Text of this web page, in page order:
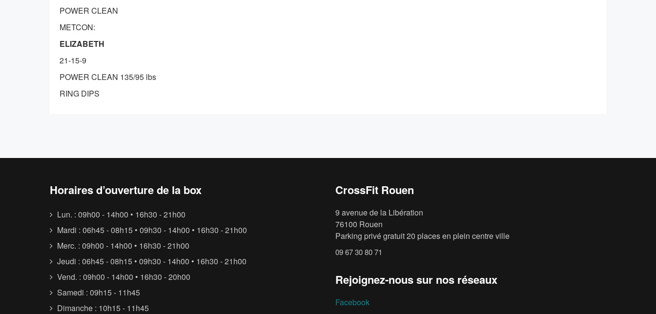
POWER CLEAN
METCON:
ELIZABETH
21-15-9
POWER CLEAN 135/95 lbs
RING DIPS
Horaires d’ouverture de la box
Lun. : 09h00 - 14h00 • 16h30 - 21h00
Mardi : 06h45 - 08h15 • 09h30 - 14h00 • 16h30 - 21h00
Merc. : 09h00 - 14h00 • 16h30 - 21h00
Jeudi : 06h45 - 08h15 • 09h30 - 14h00 • 16h30 - 21h00
Vend. : 09h00 - 14h00 • 16h30 - 20h00
Samedi : 09h15 - 11h45
Dimanche : 10h15 - 11h45
CrossFit Rouen
9 avenue de la Libération
76100 Rouen
Parking privé gratuit 20 places en plein centre ville
09 67 30 80 71
Rejoignez-nous sur nos réseaux
Facebook